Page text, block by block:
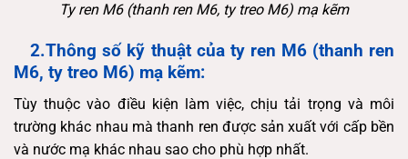
Ty ren M6 (thanh ren M6, ty treo M6) mạ kẽm
2.Thông số kỹ thuật của ty ren M6 (thanh ren
M6, ty treo M6) mạ kẽm:
Tùy thuộc vào điều kiện làm việc, chịu tải trọng và môi
trường khác nhau mà thanh ren được sản xuất với cấp bền
và nước mạ khác nhau sao cho phù hợp nhất.